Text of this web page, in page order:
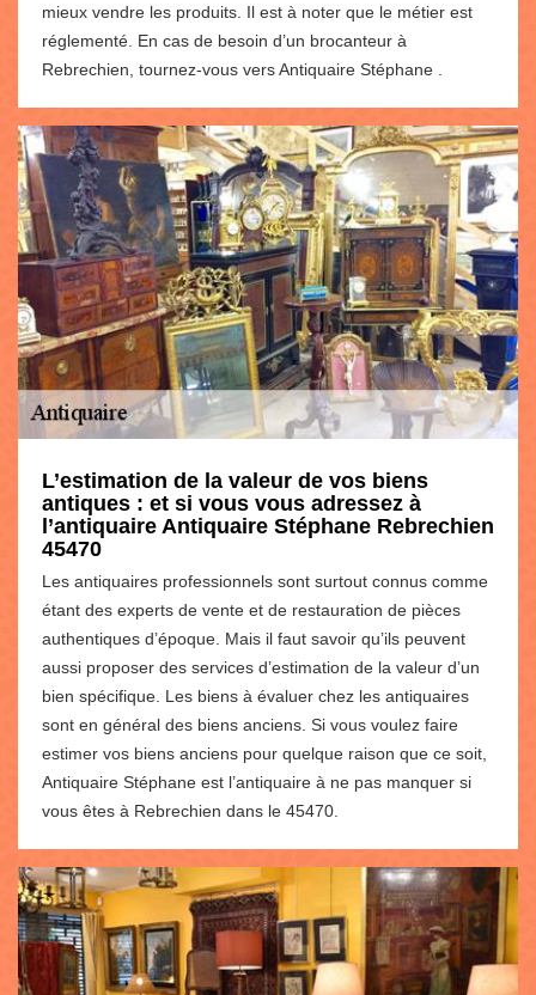
mieux vendre les produits. Il est à noter que le métier est
réglementé. En cas de besoin d’un brocanteur à
Rebrechien, tournez-vous vers Antiquaire Stéphane .
L’estimation de la valeur de vos biens
antiques : et si vous vous adressez à
l’antiquaire Antiquaire Stéphane Rebrechien
45470
Les antiquaires professionnels sont surtout connus comme
étant des experts de vente et de restauration de pièces
authentiques d’époque. Mais il faut savoir qu’ils peuvent
aussi proposer des services d’estimation de la valeur d’un
bien spécifique. Les biens à évaluer chez les antiquaires
sont en général des biens anciens. Si vous voulez faire
estimer vos biens anciens pour quelque raison que ce soit,
Antiquaire Stéphane est l’antiquaire à ne pas manquer si
vous êtes à Rebrechien dans le 45470.